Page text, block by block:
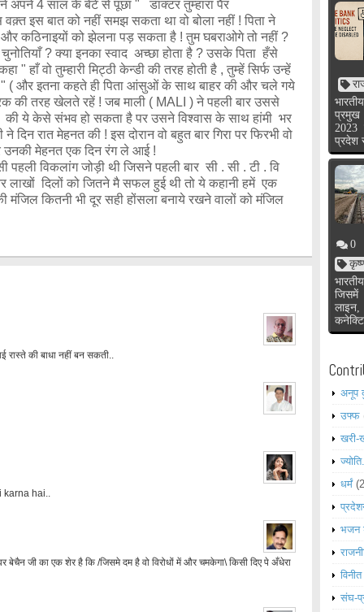
अपने 4 साल के बेटे से पूछा " डाक्टर तुम्हारा पैर
इस बात को नहीं समझ सकता था वो बोला नहीं ! पिता ने
और कठिनाइयों को झेलना पड़ सकता है ! तुम घबराओगे तो नहीं ?
? क्या इनका स्वाद अच्छा होता है ? उसके पिता हँसे
वो तुम्हारी मिट्ठी केन्डी की तरह होती है , तुम्हें सिर्फ उन्हें
( और इतना कहते ही पिता आंसुओं के साथ बाहर की और चले गये
की तरह खेलते रहें ! जब माली ( MALI ) ने पहली बार उससे
की ये केसे संभव हो सकता है पर उसने विश्वास के साथ हांमी भर
रात मेहनत की ! इस दोरान वो बहुत बार गिरा पर फिरभी वो
मेहनत एक दिन रंग ले आई !
जोड़ी थी जिसने पहली बार सी . सी . टी . वि
और लाखों दिलों को जितने मै सफल हुई थी तो ये कहानी हमें एक
कितनी भी दूर सही होंसला बनाये रखने वालों को मंजिल
रास्ते की बाधा नहीं बन सकती..
karna hai..
बेचैन जी का एक शेर है कि /जिसमे दम है वो विरोधों में और चमकेगा\ किसी दिए पे अँधेरा
प्रमुख
2023
प्रदेश
0
जिसमें
अनूप
उफ्फ
खरी-
धर्मं
भजन
संघ-